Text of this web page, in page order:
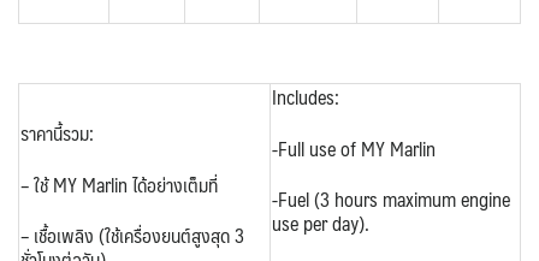
ราคานี้รวม:
– ใช้MY Marlinได้อย่างเต็มที่
– เชื้อเพลิง (ใช้เครื่องยนต์สูงสุด 3
Includes:
-Full use of MY Marlin
-Fuel (3 hours maximum engine
use per day).